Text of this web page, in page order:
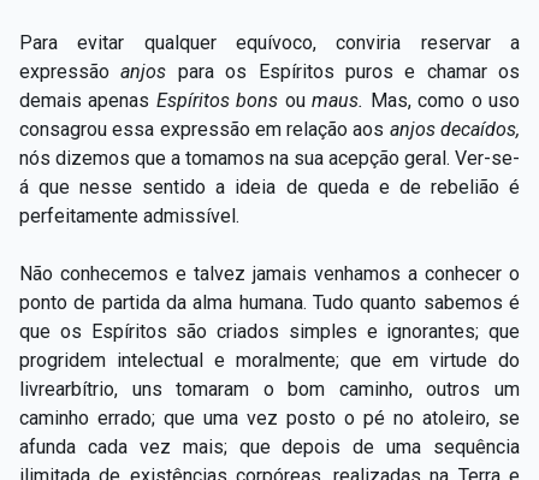
Para evitar qualquer equívoco, conviria reservar a
expressãoanjos para os Espíritos puros e chamar os
demais apenas Espíritos bons oumaus. Mas, como o uso
consagrou essa expressão em relação aos anjos decaídos,
nós dizemos que a tomamos na sua acepção geral. Ver-se-
á que nesse sentido a ideia de queda e de rebelião é
perfeitamente admissível.
Não conhecemos e talvez jamais venhamos a conhecer o
ponto de partida da alma humana. Tudo quanto sabemos é
que os Espíritos são criados simples e ignorantes; que
progridem intelectual e moralmente; que em virtude do
livrearbítrio, uns tomaram o bom caminho, outros um
caminho errado; que uma vez posto o pé no atoleiro, se
afunda cada vez mais; que depois de uma sequência